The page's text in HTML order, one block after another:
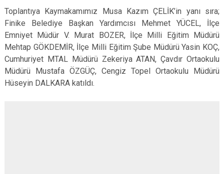
Toplantıya Kaymakamımız Musa Kazım ÇELİK’in yanı sıra;
Finike Belediye Başkan Yardımcısı Mehmet YÜCEL, İlçe
Emniyet Müdür V. Murat BOZER, İlçe Milli Eğitim Müdürü
Mehtap GÖKDEMİR, İlçe Milli Eğitim Şube Müdürü Yasin KOÇ,
Cumhuriyet MTAL Müdürü Zekeriya ATAN, Çavdır Ortaokulu
Müdürü Mustafa ÖZGÜÇ, Cengiz Topel Ortaokulu Müdürü
Hüseyin DALKARA katıldı.